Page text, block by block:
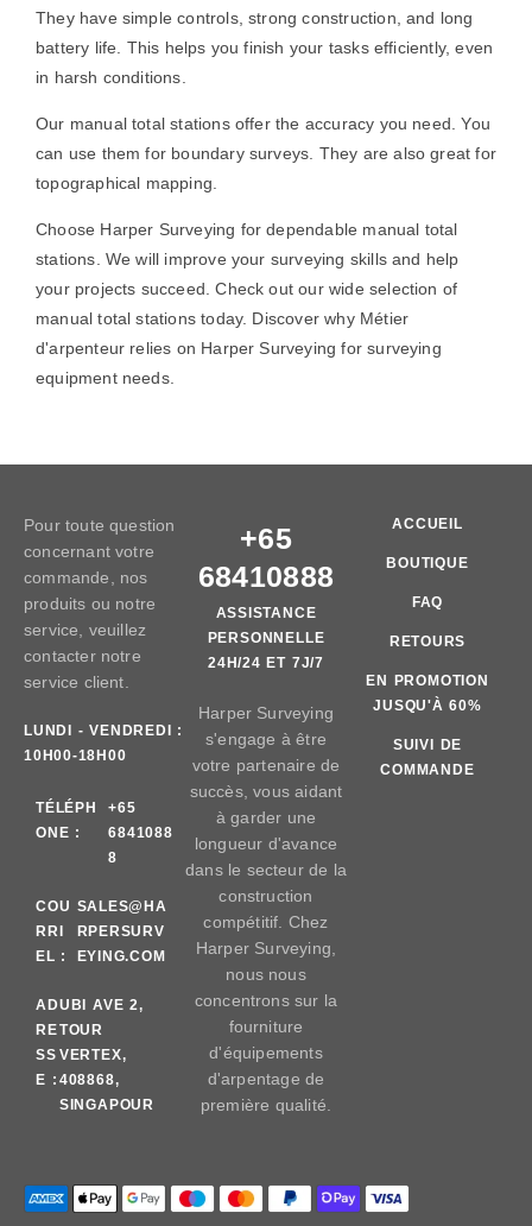
They have simple controls, strong construction, and long
battery life. This helps you finish your tasks efficiently, even
in harsh conditions.
Our manual total stations offer the accuracy you need. You
can use them for boundary surveys. They are also great for
topographical mapping.
Choose Harper Surveying for dependable manual total
stations. We will improve your surveying skills and help
your projects succeed. Check out our wide selection of
manual total stations today. Discover why Métier
d'arpenteur relies on Harper Surveying for surveying
equipment needs.
Pour toute question
concernant votre
commande, nos
produits ou notre
service, veuillez
contacter notre
service client.
LUNDI - VENDREDI :
10H00-18H00
TÉLÉPH
ONE :
+65
6841088
8
COU
RRI
EL :
SALES@HA
RPERSURV
EYING.COM
AD
RE
SS
E :
UBI AVE 2,
TOUR
VERTEX,
408868,
SINGAPOUR
+65
68410888
ASSISTANCE
PERSONNELLE
24H/24 ET 7J/7
Harper Surveying
s'engage à être
votre partenaire de
succès, vous aidant
à garder une
longueur d'avance
dans le secteur de la
construction
compétitif. Chez
Harper Surveying,
nous nous
concentrons sur la
fourniture
d'équipements
d'arpentage de
première qualité.
ACCUEIL
BOUTIQUE
FAQ
RETOURS
EN PROMOTION
JUSQU'À 60%
SUIVI DE
COMMANDE